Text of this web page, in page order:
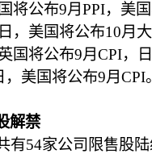
公布9月PPI，美
，美国将公布10月
国将公布9月CPI，
美国将公布9月CPI
解禁
54家公司限售股陆